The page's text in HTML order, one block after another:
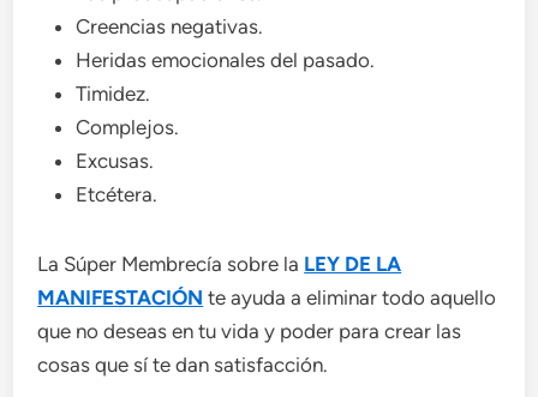
Creencias negativas.
Heridas emocionales del pasado.
Timidez.
Complejos.
Excusas.
Etcétera.
La Súper Membrecía sobre la LEY DE LA
MANIFESTACIÓN te ayuda a eliminar todo aquello
que no deseas en tu vida y poder para crear las
cosas que sí te dan satisfacción.